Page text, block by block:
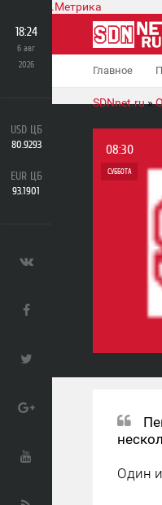
Главное
18:24
6 авг
2026
USD ЦБ
80.9293
EUR ЦБ
93.1901
SDNnet.ru»
08:30
СУББОТА
Один